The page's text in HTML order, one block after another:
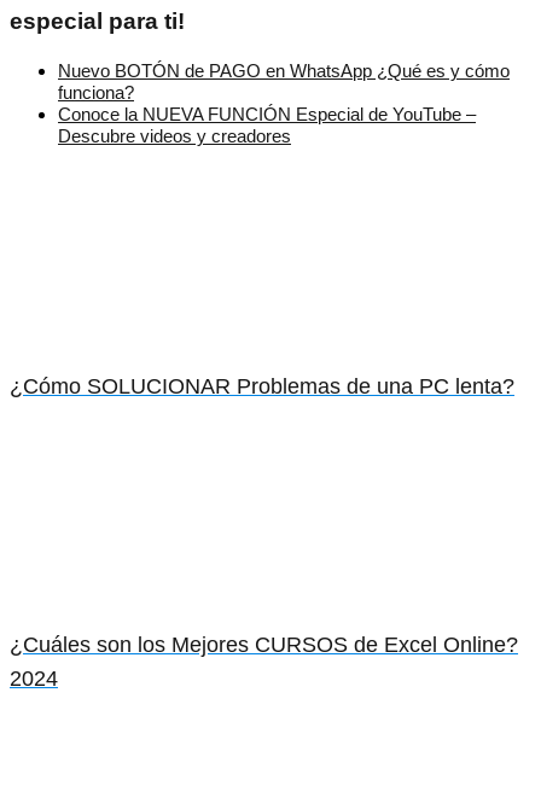
especial para ti!
Nuevo BOTÓN de PAGO en WhatsApp ¿Qué es y cómo
funciona?
Conoce la NUEVA FUNCIÓN Especial de YouTube –
Descubre videos y creadores
¿Cómo SOLUCIONAR Problemas de una PC lenta?
¿Cuáles son los Mejores CURSOS de Excel Online?
2024